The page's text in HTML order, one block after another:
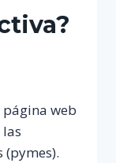
web
(pymes).